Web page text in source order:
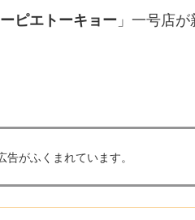
ピエトーキョー 」一号店
がふくまれています。